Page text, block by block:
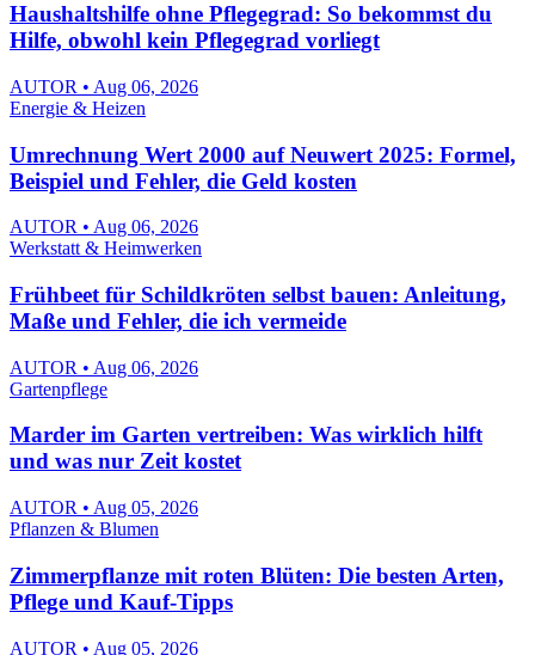
Haushaltshilfe ohne Pflegegrad: So bekommst du
Hilfe, obwohl kein Pflegegrad vorliegt
AUTOR • Aug 06, 2026
Energie & Heizen
Umrechnung Wert 2000 auf Neuwert 2025: Formel,
Beispiel und Fehler, die Geld kosten
AUTOR • Aug 06, 2026
Werkstatt & Heimwerken
Frühbeet für Schildkröten selbst bauen: Anleitung,
Maße und Fehler, die ich vermeide
AUTOR • Aug 06, 2026
Gartenpflege
Marder im Garten vertreiben: Was wirklich hilft
und was nur Zeit kostet
AUTOR • Aug 05, 2026
Pflanzen & Blumen
Zimmerpflanze mit roten Blüten: Die besten Arten,
Pflege und Kauf-Tipps
AUTOR • Aug 05, 2026